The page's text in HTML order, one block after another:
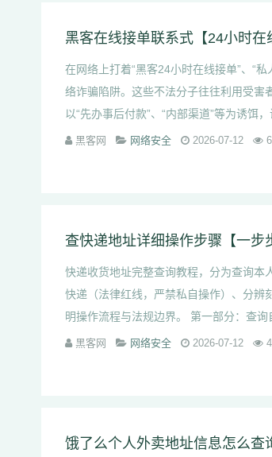
黑客在线接单联系式【24小时在
在网络上打着“黑客24小时在线接单”、“
络诈骗陷阱。这些不法分子往往利用受害
以“先办事后付款”、“内部渠道”等为诱饵，
黑客网 网络安全 2026-07-12
查快递地址详细操作步骤【一步
快递收货地址完整查询教程，分为查询本
快递（法律红线，严禁私自操作）、分辨
明操作流程与法规边界。 第一部分：查询
黑客网 网络安全 2026-07-12